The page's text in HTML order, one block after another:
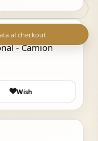
al checkout
- Camion
Wish